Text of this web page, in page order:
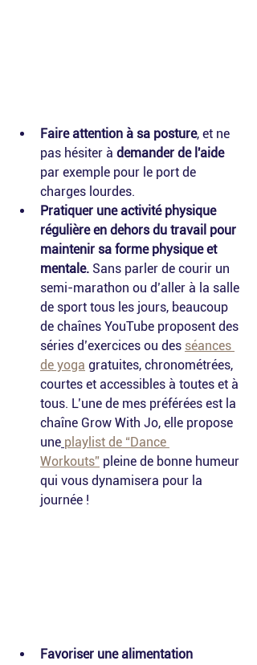
Faire attention à sa posture, et ne
pas hésiter à demander de l'aide
par exemple pour le port de
charges lourdes.
Pratiquer une activité physique
régulière en dehors du travail pour
maintenir sa forme physique et
mentale. Sans parler de courir un
semi-marathon ou d’aller à la salle
de sport tous les jours, beaucoup
de chaînes YouTube proposent des
séries d’exercices ou des séances
de yoga gratuites, chronométrées,
courtes et accessibles à toutes et à
tous. L’une de mes préférées est la
chaîne Grow With Jo, elle propose
une playlist de “Dance
Workouts” pleine de bonne humeur
qui vous dynamisera pour la
journée !
Favoriser une alimentation